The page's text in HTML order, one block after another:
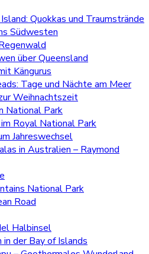
Quokkas und Traumstrände
Südwesten
über Queensland
Kängurus
Tage und Nächte am Meer
Weihnachtszeit
National Park
Royal National Park
Jahreswechsel
in Australien – Raymond
National Park
Road
Halbinsel
der Bay of Islands